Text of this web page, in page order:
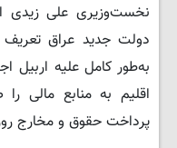
نخست‌وزیری علی زیدی
دولت جدید عراق تعریف
به‌طور کامل علیه
اقلیم به منابع مالی
پرداخت حقوق و مخارج